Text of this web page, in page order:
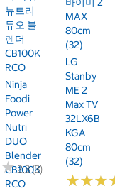
★
★2.3 (3)
뉴트리
듀오 블
렌더
CB100K
RCO
Ninja
Foodi
Power
Nutri
DUO
Blender
CB100K
RCO
MAX
80cm
(32)
LG
Stanby
ME 2
Max TV
32LX6B
KGA
80cm
(32)
★★★
★★★